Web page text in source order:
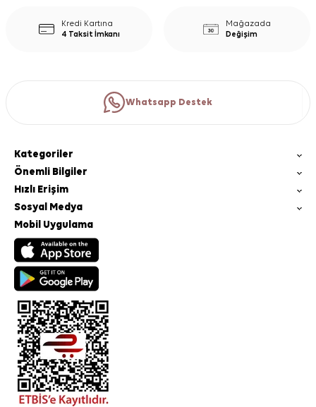
Kredi Kartına
4 Taksit İmkanı
Mağazada
Değişim
Whatsapp Destek
Kategoriler
Önemli Bilgiler
Hızlı Erişim
Sosyal Medya
Mobil Uygulama